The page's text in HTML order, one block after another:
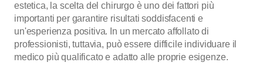
estetica, la scelta del chirurgo è uno dei fattori più
importanti per garantire risultati soddisfacenti e
un'esperienza positiva. In un mercato affollato di
professionisti, tuttavia, può essere difficile individuare il
medico più qualificato e adatto alle proprie esigenze.